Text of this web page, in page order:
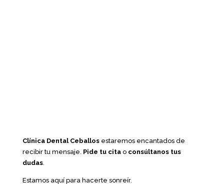
Clínica Dental Ceballosestaremos encantados de
recibir tu mensaje. Pide tu citao consúltanos tus
dudas.
Estamos aquí para hacerte sonreír.